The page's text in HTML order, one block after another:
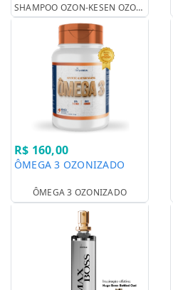
SHAMPOO OZON-KESEN OZONIZADO 300ML
R$ 160,00
ÔMEGA 3 OZONIZADO
ÔMEGA 3 OZONIZADO